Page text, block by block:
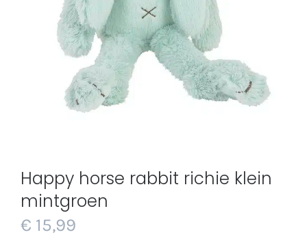
Happy horse rabbit richie klein
mintgroen
€ 15,99